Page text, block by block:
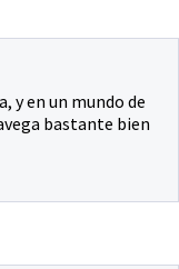
y en un mundo de
bastante bien